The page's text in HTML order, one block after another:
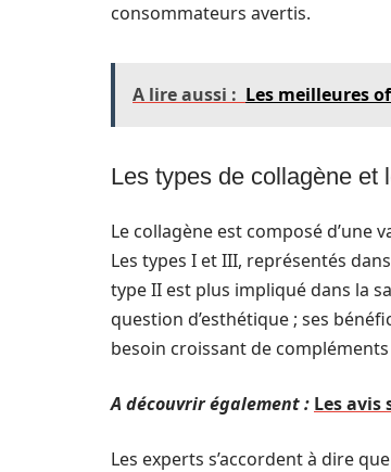
consommateurs avertis.
A lire aussi : Les meilleures
Les types de collagène et
Le collagène est composé d’une
Les types I et III, représentés
type II est plus impliqué dans la
question d’esthétique ; ses
besoin croissant de
A découvrir également : Les avis
Les experts s’accordent à dire